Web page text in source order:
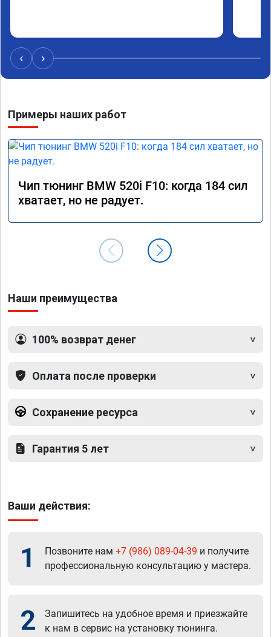
‹ ›
Примеры наших работ
Чип тюнинг BMW 520i F10: когда 184 сил
хватает, но не радует.
Наши преимущества
100% возврат денег
Оплата после проверки
Сохранение ресурса
Гарантия 5 лет
Ваши действия:
1 Позвоните нам +7 (986) 089-04-39 и получите
профессиональную консультацию у мастера.
2
Запишитесь на удобное время и приезжайте
к нам в сервис на установку тюнинга.